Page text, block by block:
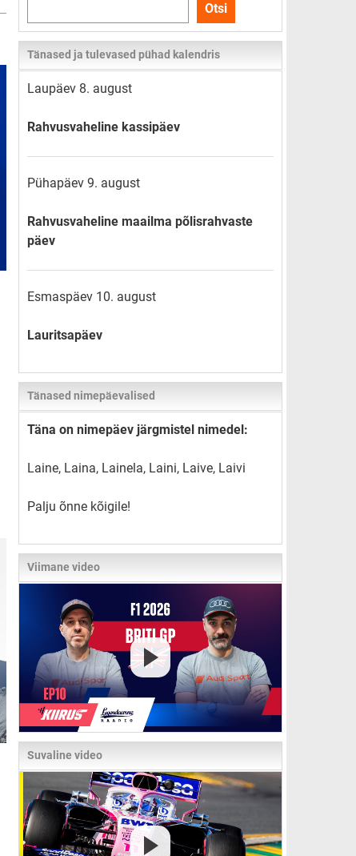
kogu
lehelt
Otsi
Tänased ja tulevased pühad kalendris
Laupäev 8. august
Rahvusvaheline kassipäev
Pühapäev 9. august
Rahvusvaheline maailma põlisrahvaste
päev
Esmaspäev 10. august
Lauritsapäev
Tänased nimepäevalised
Täna on nimepäev järgmistel nimedel:
Laine, Laina, Lainela, Laini, Laive, Laivi
Palju õnne kõigile!
Viimane video
Suvaline video